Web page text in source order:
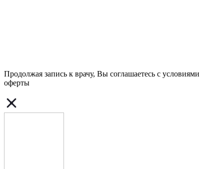
Продолжая запись к врачу, Вы соглашаетесь с условиями
оферты